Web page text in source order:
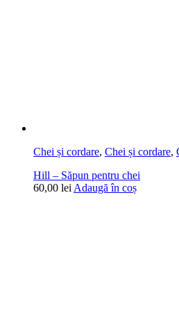
Chei și cordare, Chei și cordare,
Hill – Săpun pentru chei
60,00 lei Adaugă în coș